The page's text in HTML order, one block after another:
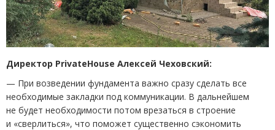
Директор PrivateHouse Алексей Чеховский:
— При возведении фундамента важно сразу сделать все
необходимые закладки под коммуникации. В дальнейшем
не будет необходимости потом врезаться в строение
и «сверлиться», что поможет существенно сэкономить